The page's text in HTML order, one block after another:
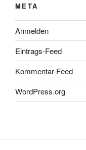
META
Anmelden
Eintrags-Feed
Kommentar-Feed
WordPress.org